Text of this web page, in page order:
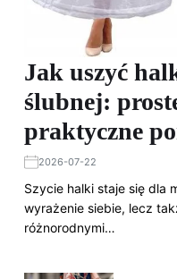
Jak uszyć
ślubnej:
praktyczne
2026-07-22
Szycie halki staje się dla
wyrażenie siebie, lecz
różnorodnymi…